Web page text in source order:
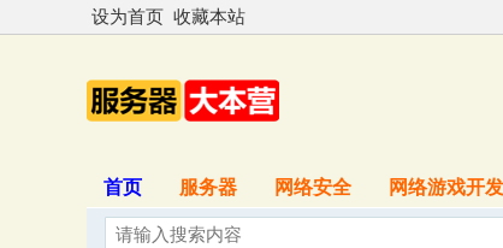
设为首页 收藏本站
首页 服务器 网络安全 网络游戏开发